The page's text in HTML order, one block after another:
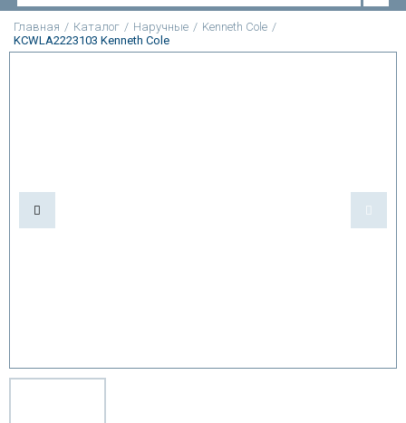
Главная / Каталог / Наручные / Kenneth Cole /
KCWLA2223103 Kenneth Cole